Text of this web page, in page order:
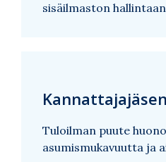
sisäilmaston hallintaan
Tuloilman puute
asumismukavuutta ja